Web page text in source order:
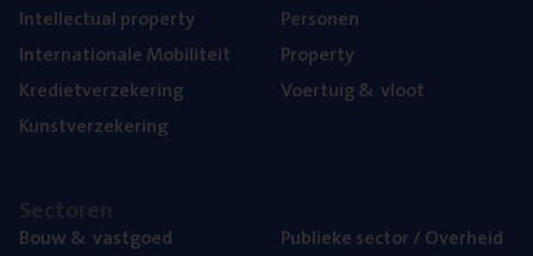
Intel­lec­tu­al property
Inter­na­ti­o­na­le Mobiliteit
Kre­diet­ver­ze­ke­ring
Kunst­ver­ze­ke­ring
Per­so­nen
Pro­per­ty
Voer­tuig& vloot
Bouw& vastgoed
Publie­ke sec­tor / Overheid